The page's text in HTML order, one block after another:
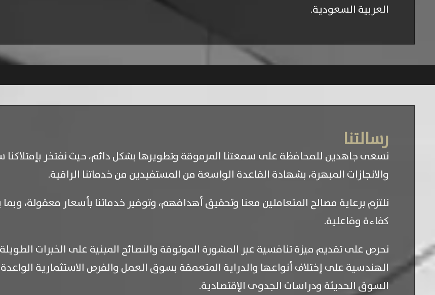
العربية السعودية.
رسالتنا
نسعى جاهدين للمحافظة على سمعتنا المرموقة وتطويرها بشكل دائم، حيث نفتخر
والانجازات المبهرة، بشهادة القاعدة الواسعة من المستفيدين من خدماتنا الراقية.
نلتزم برعاية مصالح المتعاملين معنا وتحقيق أهدافهم، وتوفير خدماتنا بأسعار معقولة،
كفاءة وفاعلية.
نحرص على تقديم ميزة تنافسية عبر المشورة الموثوقة والنصائح المبنية على الخبرات
الهندسية على إختلاف أنواعها والدراية المتعمقة بسوق العمل والفرص الاستثمارية
السوق الحديثة ودراسات الجدوى الإقتصادية.